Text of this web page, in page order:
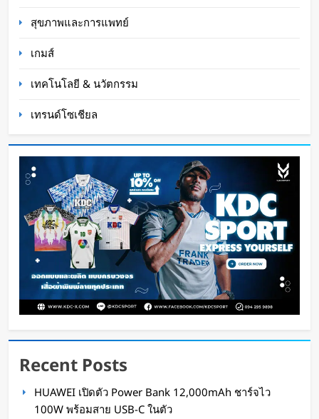
น้ำ ใช้พลังงานจากคลื่นทะเลผลิตไฟฟ้า และใช้น้ำ
ทะเลช่วยระบายความร้อน
Oat Content 1 ชั่วโมง ago
จีนเปิดตัว “xianglong” เครื่องขุดอุโมงค์ไฮบริด
สุขภาพและการแพทย์
เกมส์
เทคโนโลยี & นวัตกรรม
เทรนด์โซเชียล
Recent Posts
HUAWEI เปิดตัว Power Bank 12,000mAh ชาร์จไว
100W พร้อมสาย USB-C ในตัว